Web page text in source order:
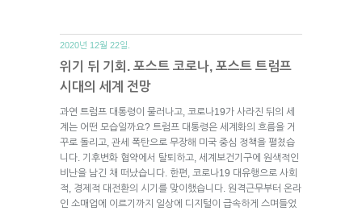
2020년 12월 22일.
위기 뒤 기회. 포스트 코로나, 포스트 트럼프
시대의 세계 전망
과연 트럼프 대통령이 물러나고, 코로나19가 사라진 뒤의 세
계는 어떤 모습일까요? 트럼프 대통령은 세계화의 흐름을 거
꾸로 돌리고, 관세 폭탄으로 무장해 미국 중심 정책을 펼쳤습
니다. 기후변화 협약에서 탈퇴하고, 세계보건기구에 원색적인
비난을 남긴 채 떠났습니다. 한편, 코로나19 대유행으로 사회
적, 경제적 대전환의 시기를 맞이했습니다. 원격근무부터 온라
인 소매업에 이르기까지 일상에 디지털이 급속하게 스며들었